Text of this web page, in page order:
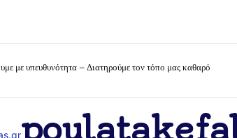
με υπευθυνότητα – Διατηρούμε τον τόπο μας καθαρό